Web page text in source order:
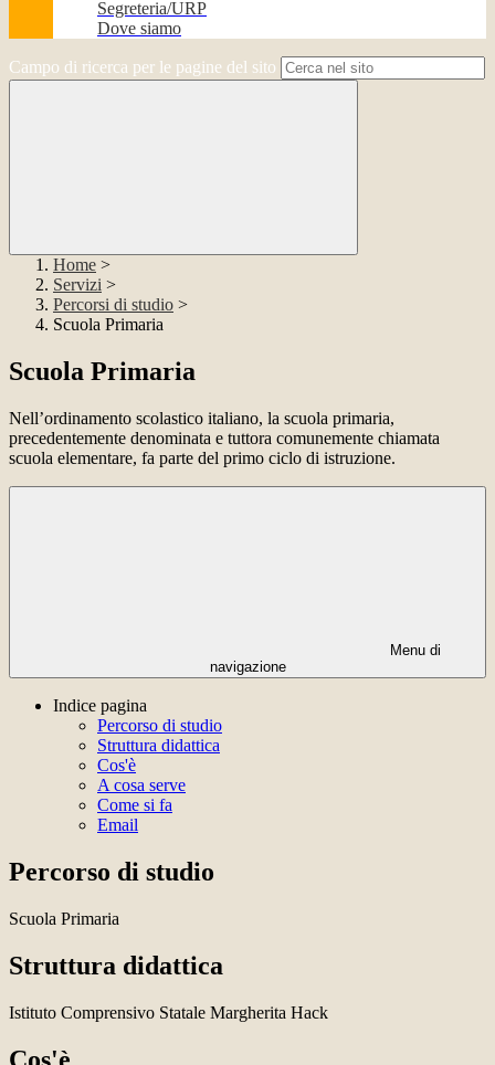
Segreteria/URP
Dove siamo
Campo di ricerca per le pagine del sito
Home >
Servizi >
Percorsi di studio >
Scuola Primaria
Scuola Primaria
Nell’ordinamento scolastico italiano, la scuola primaria,
precedentemente denominata e tuttora comunemente chiamata
scuola elementare, fa parte del primo ciclo di istruzione.
Menu di
navigazione
Indice pagina
Percorso di studio
Struttura didattica
Cos'è
A cosa serve
Come si fa
Email
Percorso di studio
Scuola Primaria
Struttura didattica
Istituto Comprensivo Statale Margherita Hack
Cos'è